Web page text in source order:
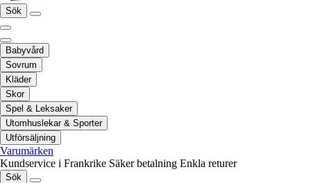
Sök
Babyvård
Sovrum
Kläder
Skor
Spel & Leksaker
Utomhuslekar & Sporter
Utförsäljning
Varumärken
Kundservice i Frankrike Säker betalning Enkla returer
Sök